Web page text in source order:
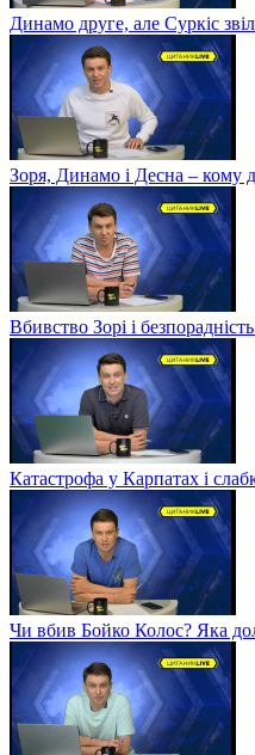
Динамо друге, але Суркіс
Зоря, Динамо і Десна – кому
Вбивство Зорі і
Катастрофа у Карпатах і
Чи вбив Бойко Колос? Яка